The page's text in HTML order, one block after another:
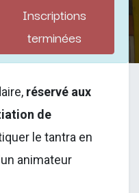
Inscriptions
terminées
réservé aux
de
le tantra en
animateur